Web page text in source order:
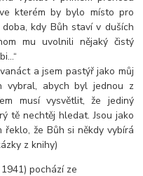
kterém by bylo místo pro
kdy Bůh staví v duších
m mu uvolnili nějaký čistý
a jsem pastýř jako můj
vybral, abych byl jednou z
musí vysvětlit, že jediný
tě nechtěj hledat. Jsou jako
že Bůh si někdy vybírá
z knihy)
pochází ze